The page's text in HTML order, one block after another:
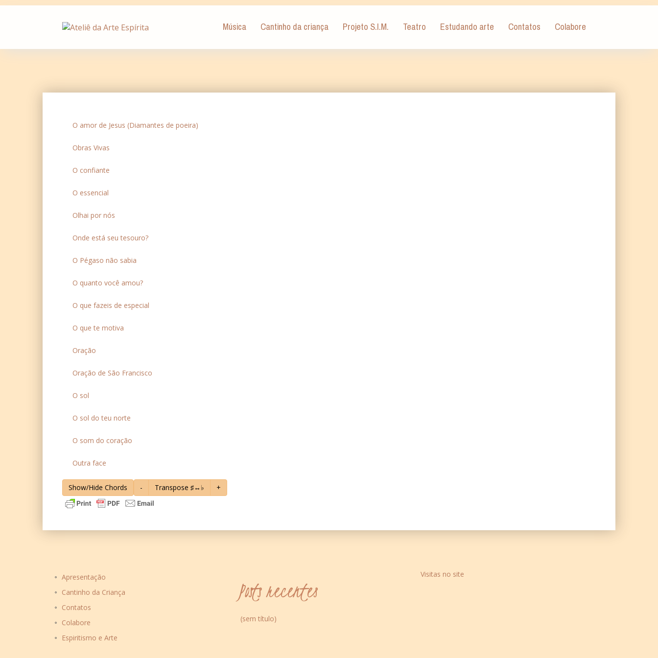
Skip
Música Cantinho da criança Projeto S.I.M. Teatro Estudando arte Contatos Colabore
O amor de Jesus (Diamantes de poeira)
Obras Vivas
O confiante
O essencial
Olhai por nós
Onde está seu tesouro?
O Pégaso não sabia
O quanto você amou?
O que fazeis de especial
O que te motiva
Oração
Oração de São Francisco
O sol
O sol do teu norte
O som do coração
Outra face
Show/Hide Chords - Transpose ♯↔♭ +
Apresentação
Cantinho da Criança
Contatos
Colabore
Espiritismo e Arte
Posts recentes
(sem título)
Visitas no site